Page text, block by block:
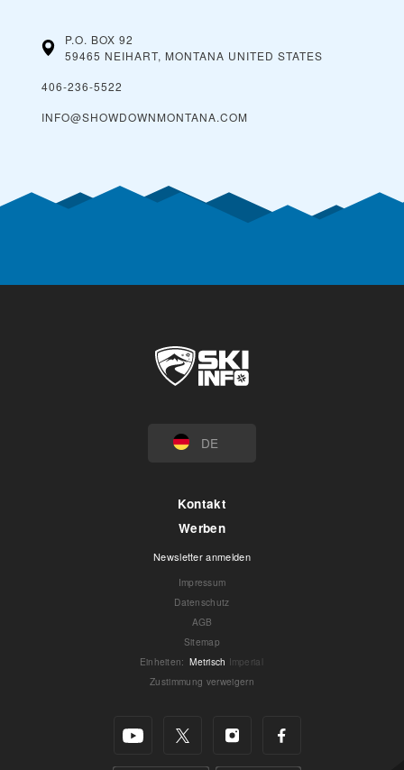
P.O. BOX 92
59465 NEIHART, MONTANA UNITED STATES
406-236-5522
INFO@SHOWDOWNMONTANA.COM
DE
Kontakt
Werben
Newsletter anmelden
Impressum
Datenschutz
AGB
Sitemap
Einheiten: Metrisch Imperial
Zustimmung verweigern